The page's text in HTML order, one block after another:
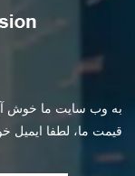
به وب سایت ما خوش